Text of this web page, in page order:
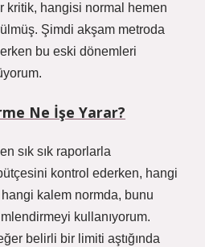
kritik, hangisi normal hemen
Şimdi akşam metroda
bu eski dönemleri
Ne İşe Yarar?
sık sık raporlarla
kontrol ederken, hangi
kalem normda, bunu
kullanıyorum.
belirli bir limiti aştığında